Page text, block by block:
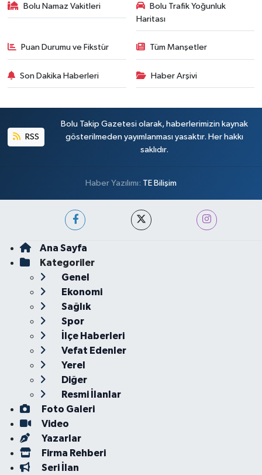
Bolu Namaz Vakitleri
Bolu Trafik Yoğunluk
Haritası
Puan Durumu ve Fikstür Tüm Manşetler
Son Dakika Haberleri Haber Arşivi
RSS
Bolu Takip Gazetesi olarak, haberlerimizin kaynak
gösterilmeden yayımlanması yasaktır. Her hakkı
saklıdır.
Haber Yazılımı: TE Bilişim
Ana Sayfa
Kategoriler
Genel
Ekonomi
Sağlık
Spor
İlçe Haberleri
Vefat Edenler
Yerel
Diğer
Resmi İlanlar
Foto Galeri
Video
Yazarlar
Firma Rehberi
Seri İlan